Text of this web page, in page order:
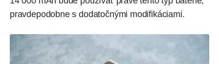
pravdepodobne s dodatočnými modifikáciami.